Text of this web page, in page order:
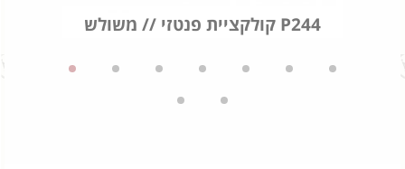
קולקציית פנטזי // משולש P244